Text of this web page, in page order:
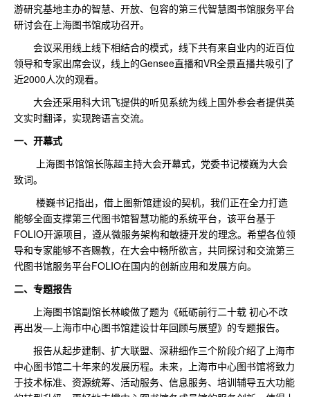
游研究基地主办的智慧、开放、包容的第三代智慧图书馆服务平台
研讨会在上海图书馆成功召开。
会议采用线上线下相结合的模式，线下共有来自业内的近百位
领导和专家出席会议，线上的Gensee直播和VR全景直播共吸引了
近2000人次的观看。
大会还采用科大讯飞提供的听见系统为线上国外参会者提供英
文实时翻译，实现跨语言交流。
一、开幕式
上海图书馆馆长陈超主持大会开幕式，党委书记楼巍为大会
致词。
楼巍书记指出，借上图新馆建设的契机，我们正在全力打造
能够全面支撑第三代图书馆智慧功能的系统平台，该平台基于
FOLIO开源项目，遵从微服务架构和敏捷开发的理念。希望各位领
导和专家能够不吝赐教，在大会中畅所欲言，共同探讨和交流第三
代图书馆服务平台FOLIO在国内的创新应用和发展方向。
二、专题报告
上海图书馆副馆长林峻做了题为《砥砺前行二十载 初心不改
再出发—上海市中心图书馆建设廿年回顾与展望》的专题报告。
报告从起步建制、扩大联盟、深耕细作三个阶段介绍了上海市
中心图书馆二十年来的发展历程。未来，上海市中心图书馆将致力
于技术标准、资源统筹、活动服务、信息服务、培训辅导五大功能